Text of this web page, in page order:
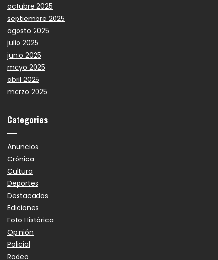
octubre 2025
septiembre 2025
agosto 2025
julio 2025
junio 2025
mayo 2025
abril 2025
marzo 2025
Categories
Anuncios
Crónica
Cultura
Deportes
Destacados
Ediciones
Foto Histórica
Opinión
Policial
Rodeo